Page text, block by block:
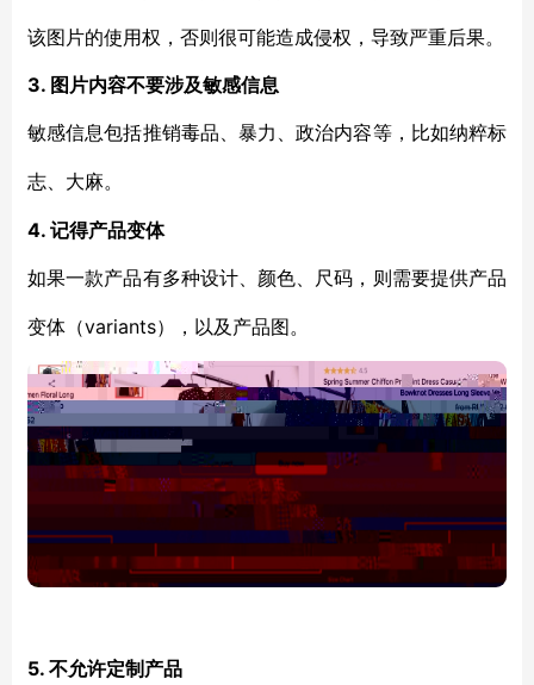
该图片的使用权，否则很可能造成侵权，导致严重后果。
3. 图片内容不要涉及敏感信息
敏感信息包括推销毒品、暴力、政治内容等，比如纳粹标
志、大麻。
4. 记得产品变体
如果一款产品有多种设计、颜色、尺码，则需要提供产品
变体（variants），以及产品图。
5. 不允许定制产品